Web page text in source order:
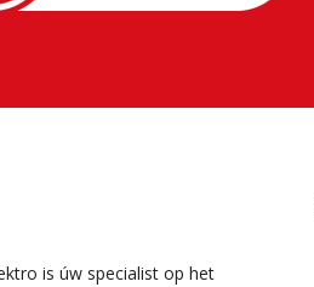
is úw specialist op het